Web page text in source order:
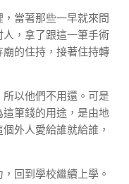
當著那些一早就來問
，拿了跟這一筆手術
的住持，接著住持轉
以他們不用還。可是
筆錢的用途，是由地
外人愛給誰就給誰，
回到學校繼續上學。